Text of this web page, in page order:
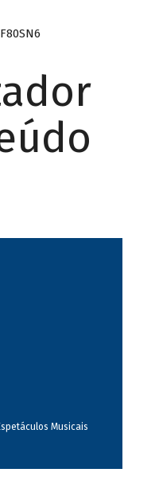
Musicais